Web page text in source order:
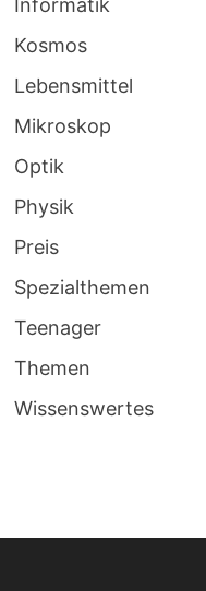
Kosmos
Lebensmittel
Mikroskop
Optik
Physik
Preis
Spezialthemen
Teenager
Themen
Wissenswertes